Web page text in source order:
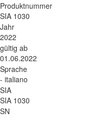
Produktnummer
SIA 1030
Jahr
2022
gültig ab
01.06.2022
Sprache
- italiano
SIA
SIA 1030
SN